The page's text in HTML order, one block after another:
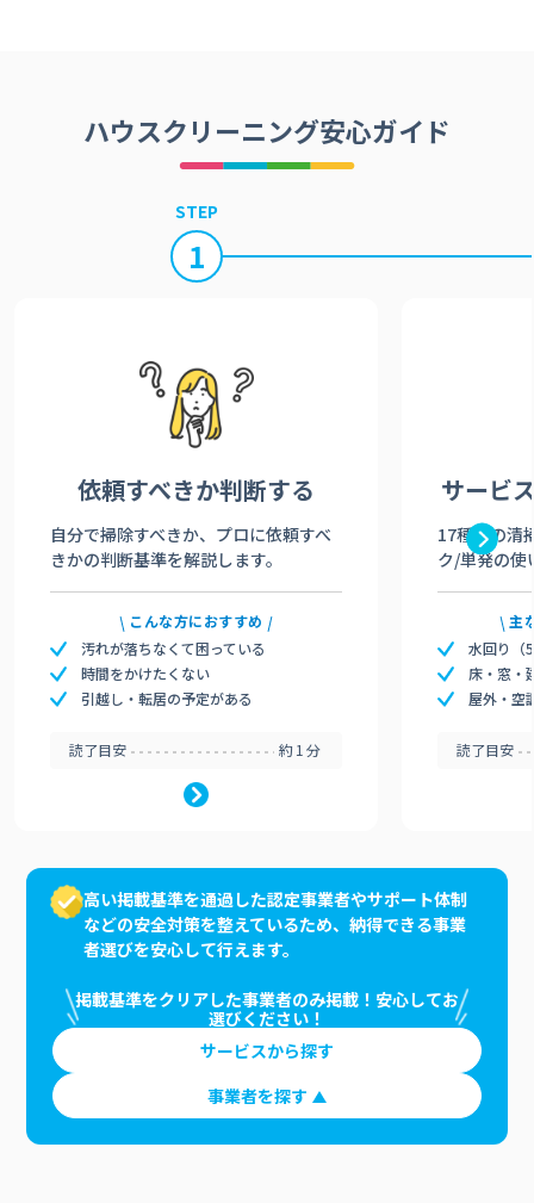
ハウスクリーニング安心ガイド
STEP
1
依頼すべきか判断する
自分で掃除すべきか、プロに依頼すべ
きかの判断基準を解説します。
こんな方におすすめ
汚れが落ちなくて困っている
時間をかけたくない
引越し・転居の予定がある
読了目安 約1分
サービ
17種類の清
ク/単発の使
主
水回り（
床・窓・
屋外・空
読了目安
高い掲載基準を通過した認定事業者やサポート体制
などの安全対策を整えているため、納得できる事業
者選びを安心して行えます。
掲載基準をクリアした事業者のみ掲載！安心してお
選びください！
サービスから探す
事業者を探す